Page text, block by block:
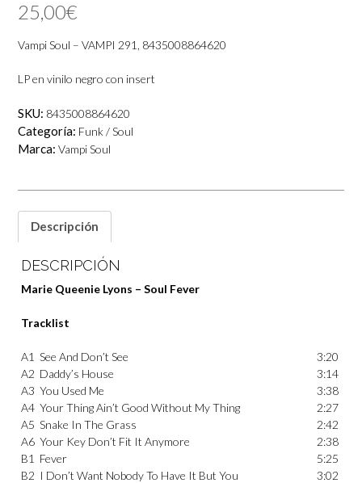
25,00€
Vampi Soul – VAMPI 291, 8435008864620
LP en vinilo negro con insert
SKU: 8435008864620
Categoría: Funk / Soul
Marca: Vampi Soul
Descripción
DESCRIPCIÓN
Marie Queenie Lyons – Soul Fever
Tracklist
A1 See And Don’t See
3:20
A2 Daddy’s House
3:14
A3 You Used Me
3:38
A4 Your Thing Ain’t Good Without My Thing
2:27
A5 Snake In The Grass
2:42
A6 Your Key Don’t Fit It Anymore
2:38
B1 Fever
5:25
B2 I Don’t Want Nobody To Have It But You
3:02